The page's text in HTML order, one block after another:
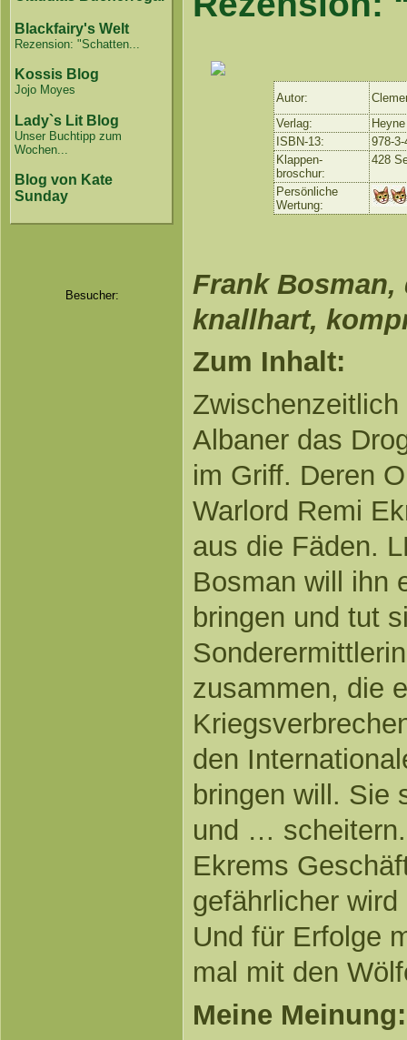
Blackfairy's Welt
Rezension: "Schatten...
Kossis Blog
Jojo Moyes
Lady`s Lit Blog
Unser Buchtipp zum
Wochen...
Blog von Kate
Sunday
Besucher:
Autor:
Verlag:
ISBN-13:
978-3-
Klappen-
broschur:
428
Persönliche
Wertung:
Frank Bosman,
knallhart,
Zum Inhalt:
Albaner das
im Griff. Deren
Warlord Remi
aus die Fäden.
Bosman will ihn
bringen und tut
zusammen, die
den
bringen will. Sie
und …
Ekrems
gefährlicher
Und für Erfolge
mal mit den
Meine Meinung: